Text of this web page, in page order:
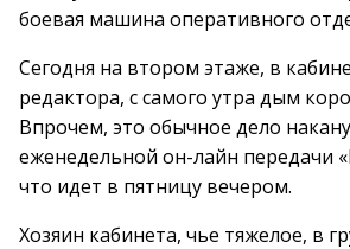
боевая машина оперативного
Сегодня на втором этаже, в
редактора, с самого утра дым
Впрочем, это обычное дело
еженедельной он-лайн передачи
что идет в пятницу вечером.
Хозяин кабинета, чье тяжелое, в